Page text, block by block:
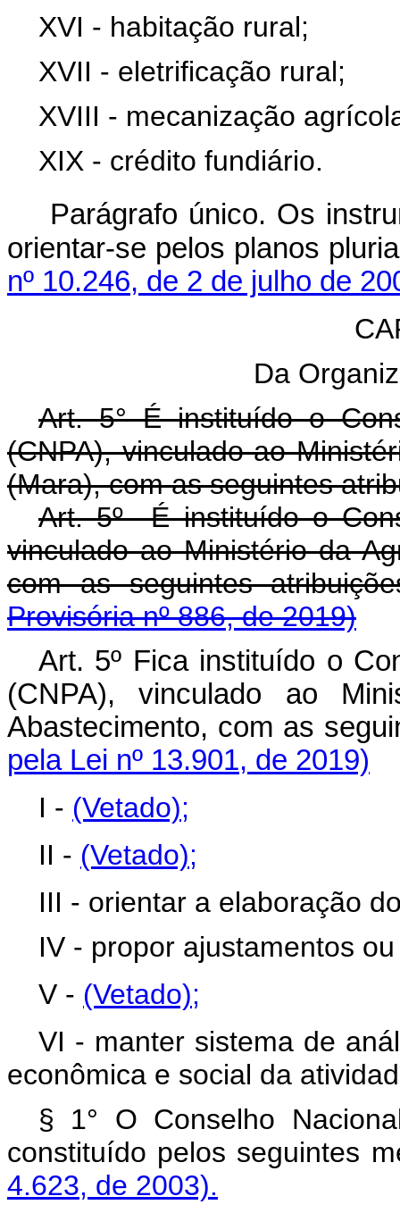
XVI - habitação rural;
XVII - eletrificação rural;
XVIII - mecanização
XIX - crédito fundiário.
Parágrafo único. Os
orientar-se pelos
nº 10.246, de 2 de julho de
Da
Art. 5° É instituído o
(CNPA), vinculado ao
(Mara), com as seguintes
Art. 5º É instituído o
vinculado ao Ministério da
com as seguintes
Provisória nº 886, de 2019)
Art. 5º Fica instituído o
(CNPA), vinculado ao
Abastecimento, com as
pela Lei nº 13.901, de 2019)
I - (Vetado);
II - (Vetado);
III - orientar a elaboração
IV - propor ajustamentos
V - (Vetado);
VI - manter sistema de
econômica e social da
§ 1° O Conselho
constituído pelos
4.623, de 2003).